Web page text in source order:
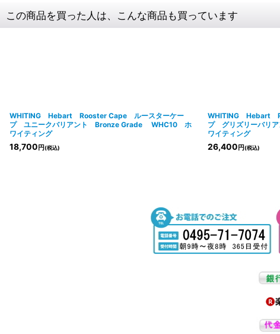
この商品を買った人は、こんな商品も買っています
WHITING Hebart Rooster Cape ルースターケー
プ ユニークバリアント Bronze Grade WHC10 ホ
ワイティング
18,700 円(税込)
WHITING Hebart
プ グリズリーバリ
ワイティング
26,400 円(税込)